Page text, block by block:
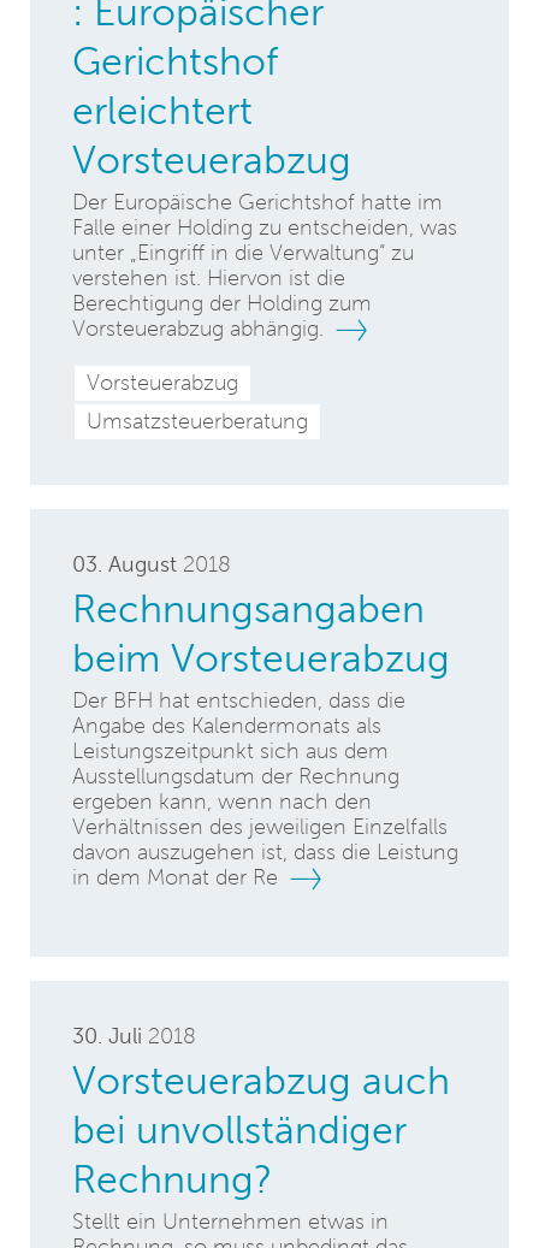
: Europäischer
Gerichtshof
erleichtert
Vorsteuerabzug
Der Europäische Gerichtshof hatte im
Falle einer Holding zu entscheiden, was
unter „Eingriff in die Verwaltung“ zu
verstehen ist. Hiervon ist die
Berechtigung der Holding zum
Vorsteuerabzug abhängig.
Vorsteuerabzug
Umsatzsteuerberatung
03. August 2018
Rechnungsangaben
beim Vorsteuerabzug
Der BFH hat entschieden, dass die
Angabe des Kalendermonats als
Leistungszeitpunkt sich aus dem
Ausstellungsdatum der Rechnung
ergeben kann, wenn nach den
Verhältnissen des jeweiligen Einzelfalls
davon auszugehen ist, dass die Leistung
in dem Monat der Re
30. Juli 2018
Vorsteuerabzug auch
bei unvollständiger
Rechnung?
Stellt ein Unternehmen etwas in